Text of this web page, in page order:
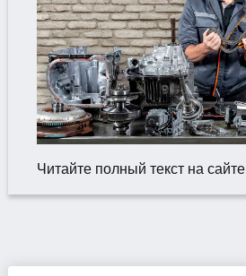
Читайте полный текст на сайте